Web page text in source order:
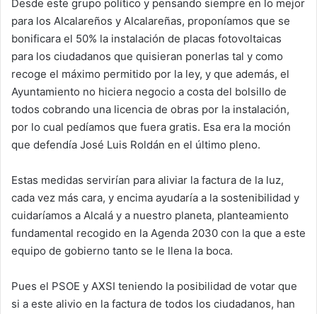
Desde este grupo político y pensando siempre en lo mejor
para los Alcalareños y Alcalareñas, proponíamos que se
bonificara el 50% la instalación de placas fotovoltaicas
para los ciudadanos que quisieran ponerlas tal y como
recoge el máximo permitido por la ley, y que además, el
Ayuntamiento no hiciera negocio a costa del bolsillo de
todos cobrando una licencia de obras por la instalación,
por lo cual pedíamos que fuera gratis. Esa era la moción
que defendía José Luis Roldán en el último pleno.
Estas medidas servirían para aliviar la factura de la luz,
cada vez más cara, y encima ayudaría a la sostenibilidad y
cuidaríamos a Alcalá y a nuestro planeta, planteamiento
fundamental recogido en la Agenda 2030 con la que a este
equipo de gobierno tanto se le llena la boca.
Pues el PSOE y AXSI teniendo la posibilidad de votar que
si a este alivio en la factura de todos los ciudadanos, han